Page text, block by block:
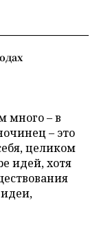
много – в
– это
целиком
идей, хотя